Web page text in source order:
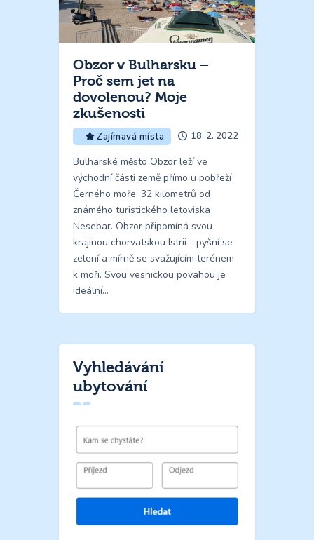
Obzor v Bulharsku –
Proč sem jet na
dovolenou? Moje
zkušenosti
Zajímavá místa 18. 2. 2022
Bulharské město Obzor leží ve
východní části země přímo u pobřeží
Černého moře, 32 kilometrů od
známého turistického letoviska
Nesebar. Obzor připomíná svou
krajinou chorvatskou Istrii - pyšní se
zelení a mírně se svažujícím terénem
k moři. Svou vesnickou povahou je
ideální…
Vyhledávání
ubytování